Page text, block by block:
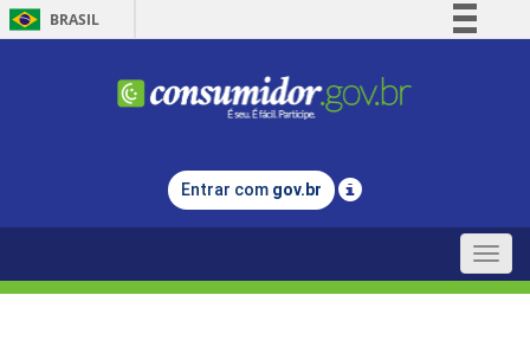
BRASIL
Comunica BR
Legislação
Entrar com gov.br
Toggle